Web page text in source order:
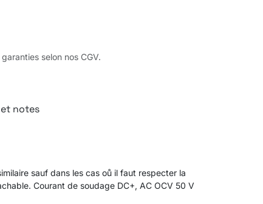
selon nos CGV.
notes
sauf dans les cas oů il faut respecter la
Courant de soudage DC+, AC OCV 50 V